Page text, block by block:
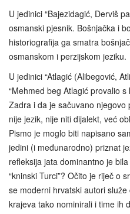
U jedinici “Bajezidagić, Derviš
osmanski pjesnik. Bošnjačka i
historiografija ga smatra
osmanskom i perzijskom jeziku.
U jedinici “Atlagić (Alibegović,
“Mehmed beg Atlagić provalio
Zadra i da je sačuvano njegovo
nije jezik, nije niti dijalekt, već
Pismo je moglo biti napisano
jedini (i međunarodno) priznat
refleksija jata dominantno je
“kninski Turci”? Očito je riječ o
se moderni hrvatski autori
krajeva tako nominirali i time ih